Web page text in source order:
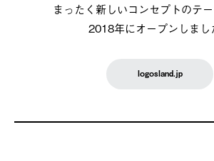
まったく新しいコンセプトのテ
2018年にオープンしまし
logosland.jp